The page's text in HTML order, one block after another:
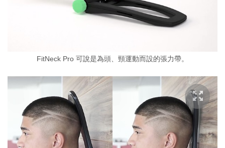
FitNeck Pro 可說是為頭、頸運動而設的張力帶。